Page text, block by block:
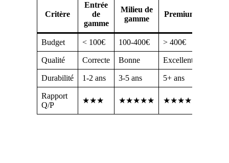
Critère
Entrée
de
gamme
Milieu de
gamme
Premium
Budget < 100€ 100-400€ > 400€
Qualité Correcte Bonne Excellente
Durabilité 1-2 ans 3-5 ans 5+ ans
Rapport
Q/P
★★★ ★★★★★ ★★★★